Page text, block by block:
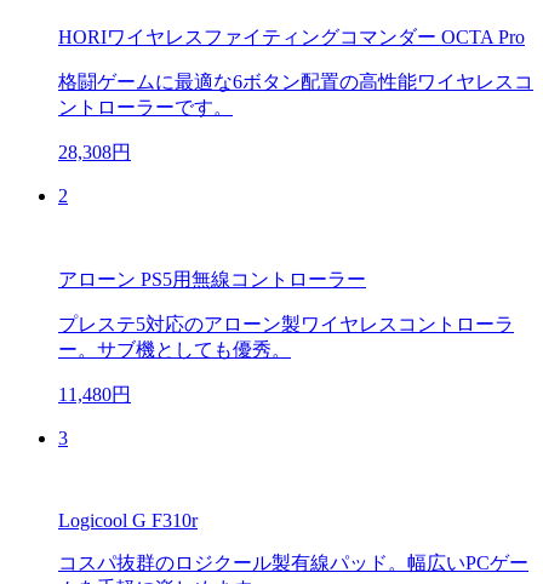
HORIワイヤレスファイティングコマンダー OCTA Pro
格闘ゲームに最適な6ボタン配置の高性能ワイヤレスコ
ントローラーです。
28,308円
2
アローン PS5用無線コントローラー
プレステ5対応のアローン製ワイヤレスコントローラ
ー。サブ機としても優秀。
11,480円
3
Logicool G F310r
コスパ抜群のロジクール製有線パッド。幅広いPCゲー